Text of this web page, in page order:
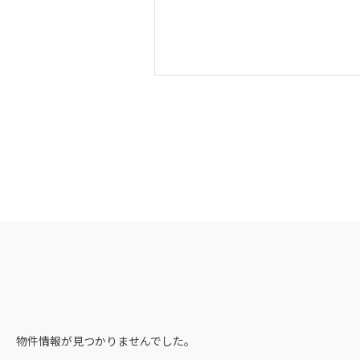
物件情報が見つかりませんでした。